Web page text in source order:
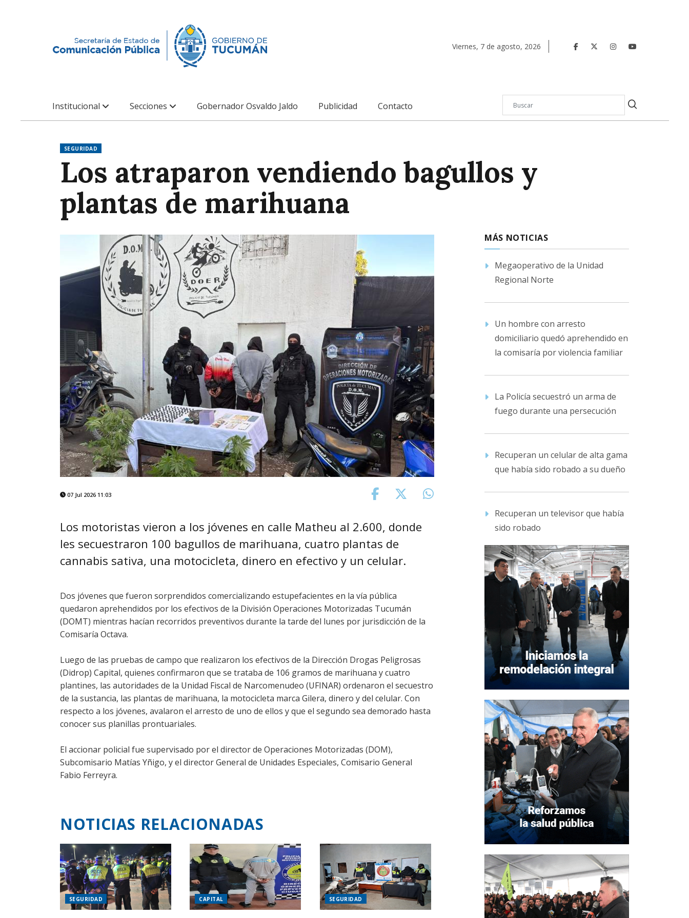
Viernes, 7 de agosto, 2026
Institucional Secciones Gobernador Osvaldo Jaldo Publicidad Contacto
SEGURIDAD
Los atraparon vendiendo bagullos y
plantas de marihuana
07 Jul 2026 11:03
Los motoristas vieron a los jóvenes en calle Matheu al 2.600, donde
les secuestraron 100 bagullos de marihuana, cuatro plantas de
cannabis sativa, una motocicleta, dinero en efectivo y un celular.
Dos jóvenes que fueron sorprendidos comercializando estupefacientes en la vía pública
quedaron aprehendidos por los efectivos de la División Operaciones Motorizadas Tucumán
(DOMT) mientras hacían recorridos preventivos durante la tarde del lunes por jurisdicción de la
Comisaría Octava.
Luego de las pruebas de campo que realizaron los efectivos de la Dirección Drogas Peligrosas
(Didrop) Capital, quienes confirmaron que se trataba de 106 gramos de marihuana y cuatro
plantines, las autoridades de la Unidad Fiscal de Narcomenudeo (UFINAR) ordenaron el secuestro
de la sustancia, las plantas de marihuana, la motocicleta marca Gilera, dinero y del celular. Con
respecto a los jóvenes, avalaron el arresto de uno de ellos y que el segundo sea demorado hasta
conocer sus planillas prontuariales.
El accionar policial fue supervisado por el director de Operaciones Motorizadas (DOM),
Subcomisario Matías Yñigo, y el director General de Unidades Especiales, Comisario General
Fabio Ferreyra.
NOTICIAS RELACIONADAS
SEGURIDAD CAPITAL SEGURIDAD
MÁS NOTICIAS
Megaoperativo de la Unidad
Regional Norte
Un hombre con arresto
domiciliario quedó aprehendido en
la comisaría por violencia familiar
La Policía secuestró un arma de
fuego durante una persecución
Recuperan un celular de alta gama
que había sido robado a su dueño
Recuperan un televisor que había
sido robado